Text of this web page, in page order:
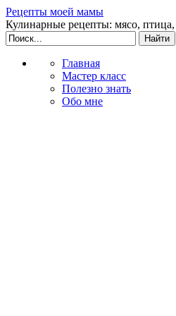
Рецепты моей мамы
Кулинарные рецепты: мясо,
Главная
Мастер класс
Полезно знать
Обо мне